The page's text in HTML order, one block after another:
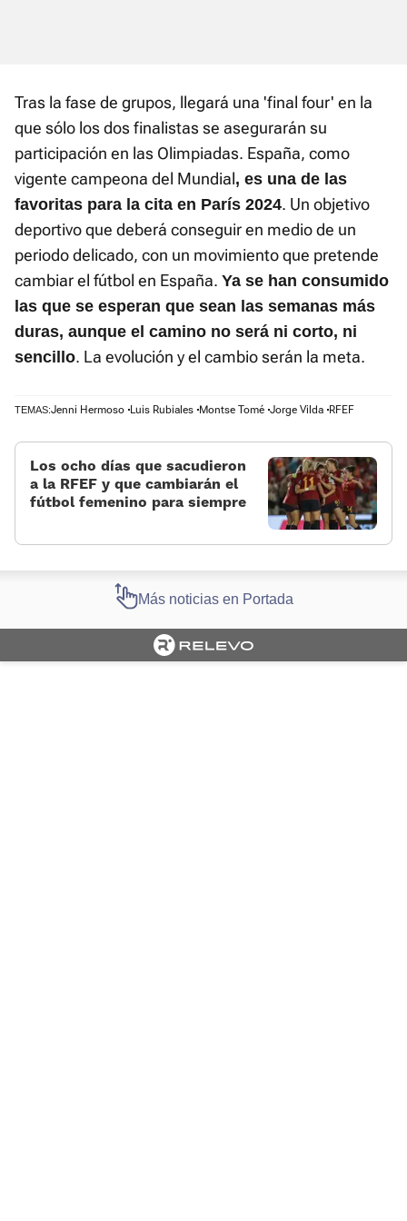
Tras la fase de grupos, llegará una 'final four' en la
que sólo los dos finalistas se asegurarán su
participación en las Olimpiadas. España, como
vigente campeona del Mundial, es una de las
favoritas para la cita en París 2024. Un objetivo
deportivo que deberá conseguir en medio de un
periodo delicado, con un movimiento que pretende
cambiar el fútbol en España. Ya se han consumido
las que se esperan que sean las semanas más
duras, aunque el camino no será ni corto, ni
sencillo. La evolución y el cambio serán la meta.
TEMAS:Jenni Hermoso Luis Rubiales Montse Tomé Jorge Vilda RFEF
Los ocho días que sacudieron
a la RFEF y que cambiarán el
fútbol femenino para siempre
Más noticias en Portada